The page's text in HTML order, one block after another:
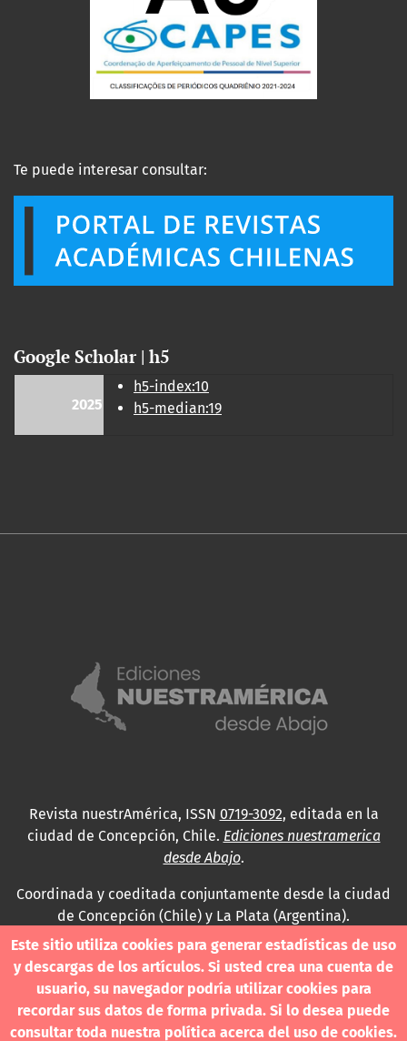
Te puede interesar consultar:
Google Scholar | h5
2025
h5-index:10
h5-median:19
Revista nuestrAmérica, ISSN 0719-3092, editada en la
ciudad de Concepción, Chile. Ediciones nuestramerica
desde Abajo.
Coordinada y coeditada conjuntamente desde la ciudad
de Concepción (Chile) y La Plata (Argentina).
Para consultas técnicas utilice
contacto@revistanuestramerica.cl
Toda comunicación respecto a los envíos se deben
realizar a través del OJS.
Este sitio utiliza cookies para generar estadísticas de uso
y descargas de los artículos. Si usted crea una cuenta de
usuario, su navegador podría utilizar cookies para
recordar sus datos de forma privada. Si lo desea puede
consultar toda nuestra política acerca del uso de cookies.